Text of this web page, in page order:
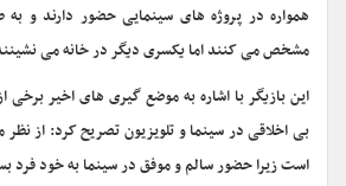
همواره در پروژه های سینمایی حضور دارند و به
مشخص می کنند اما یکسری دیگر در خانه می
این بازیگر با اشاره به موضع گیری های اخیر
بی اخلاقی در سینما و تلویزیون تصریح کرد: از
است زیرا حضور سالم و موفق در سینما به خود فرد